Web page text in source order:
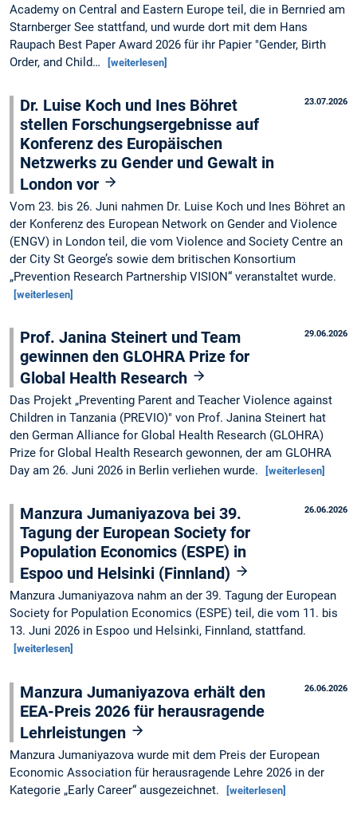
Academy on Central and Eastern Europe teil, die in Bernried am
Starnberger See stattfand, und wurde dort mit dem Hans
Raupach Best Paper Award 2026 für ihr Papier "Gender, Birth
Order, and Child…
[weiterlesen]
23.07.2026
Dr. Luise Koch und Ines Böhret
stellen Forschungsergebnisse auf
Konferenz des Europäischen
Netzwerks zu Gender und Gewalt in
London vor
Vom 23. bis 26. Juni nahmen Dr. Luise Koch und Ines Böhret an
der Konferenz des European Network on Gender and Violence
(ENGV) in London teil, die vom Violence and Society Centre an
der City St George’s sowie dem britischen Konsortium
„Prevention Research Partnership VISION“ veranstaltet wurde.
[weiterlesen]
29.06.2026
Prof. Janina Steinert und Team
gewinnen den GLOHRA Prize for
Global Health Research
Das Projekt „Preventing Parent and Teacher Violence against
Children in Tanzania (PREVIO)" von Prof. Janina Steinert hat
den German Alliance for Global Health Research (GLOHRA)
Prize for Global Health Research gewonnen, der am GLOHRA
Day am 26. Juni 2026 in Berlin verliehen wurde.
[weiterlesen]
26.06.2026
Manzura Jumaniyazova bei 39.
Tagung der European Society for
Population Economics (ESPE) in
Espoo und Helsinki (Finnland)
Manzura Jumaniyazova nahm an der 39. Tagung der European
Society for Population Economics (ESPE) teil, die vom 11. bis
13. Juni 2026 in Espoo und Helsinki, Finnland, stattfand.
[weiterlesen]
26.06.2026
Manzura Jumaniyazova erhält den
EEA-Preis 2026 für herausragende
Lehrleistungen
Manzura Jumaniyazova wurde mit dem Preis der European
Economic Association für herausragende Lehre 2026 in der
Kategorie „Early Career“ ausgezeichnet.
[weiterlesen]